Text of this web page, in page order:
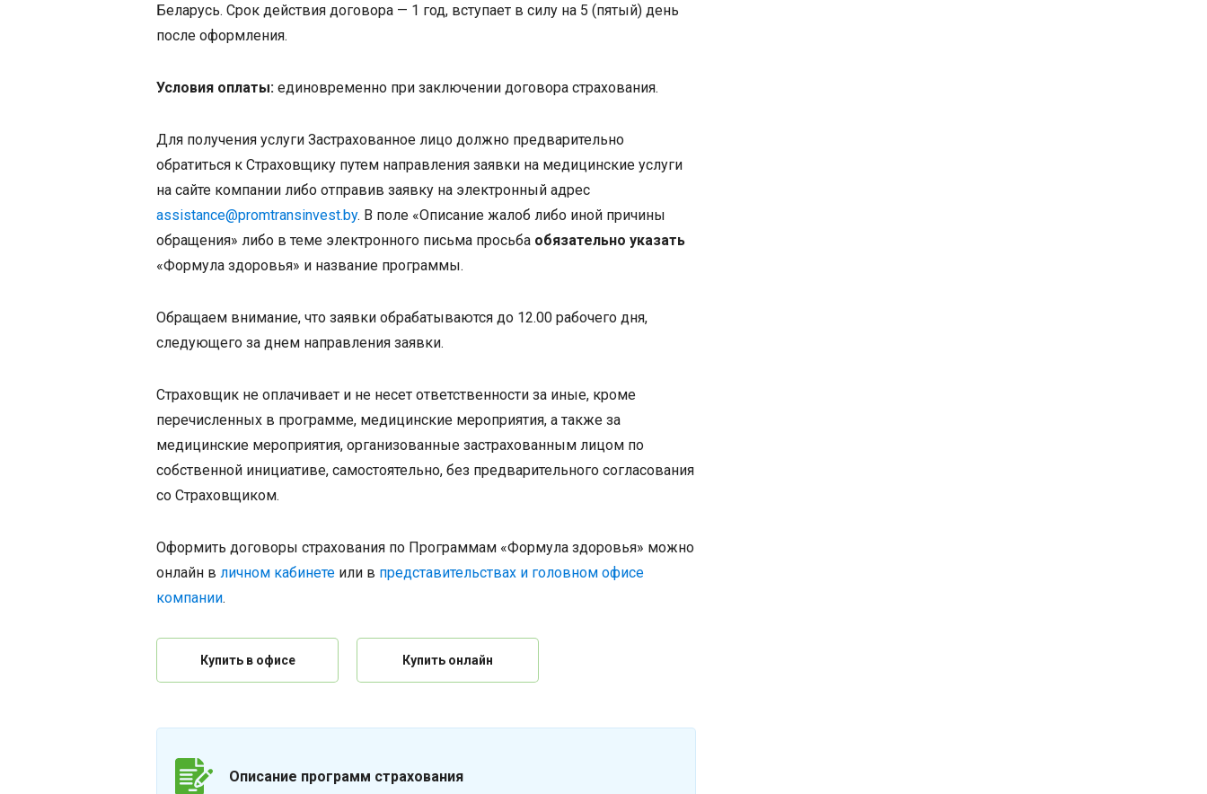
Беларусь. Срок действия договора — 1 год, вступает в силу на 5 (пятый) день
после оформления.
Условия оплаты: единовременно при заключении договора страхования.
Для получения услуги Застрахованное лицо должно предварительно
обратиться к Страховщику путем направления заявки на медицинские услуги
на сайте компании либо отправив заявку на электронный адрес
assistance@promtransinvest.by. В поле «Описание жалоб либо иной причины
обращения» либо в теме электронного письма просьба обязательно указать
«Формула здоровья» и название программы.
Обращаем внимание, что заявки обрабатываются до 12.00 рабочего дня,
следующего за днем направления заявки.
Страховщик не оплачивает и не несет ответственности за иные, кроме
перечисленных в программе, медицинские мероприятия, а также за
медицинские мероприятия, организованные застрахованным лицом по
собственной инициативе, самостоятельно, без предварительного согласования
со Страховщиком.
Оформить договоры страхования по Программам «Формула здоровья» можно
онлайн в личном кабинете или в представительствах и головном офисе
компании.
Купить в офисе Купить онлайн
Описание программ страхования